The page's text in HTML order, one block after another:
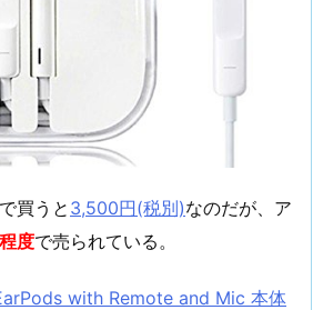
買うと3,500円(税別)なのだが、ア
度で売られている。
with Remote and Mic 本体